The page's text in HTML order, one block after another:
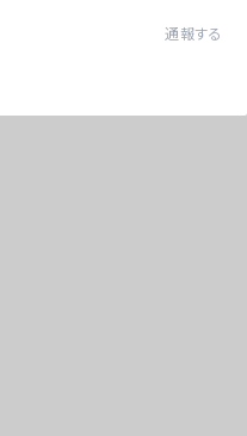
通報する